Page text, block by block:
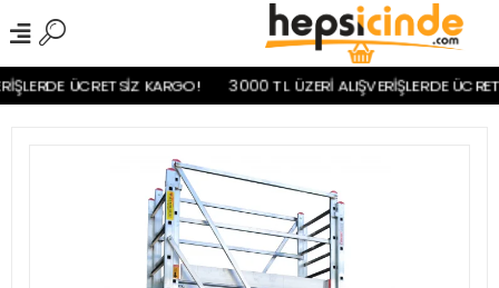
ÜCRETSİZ KARGO! 3000 TL ÜZERİ ALIŞVERİŞLERDE